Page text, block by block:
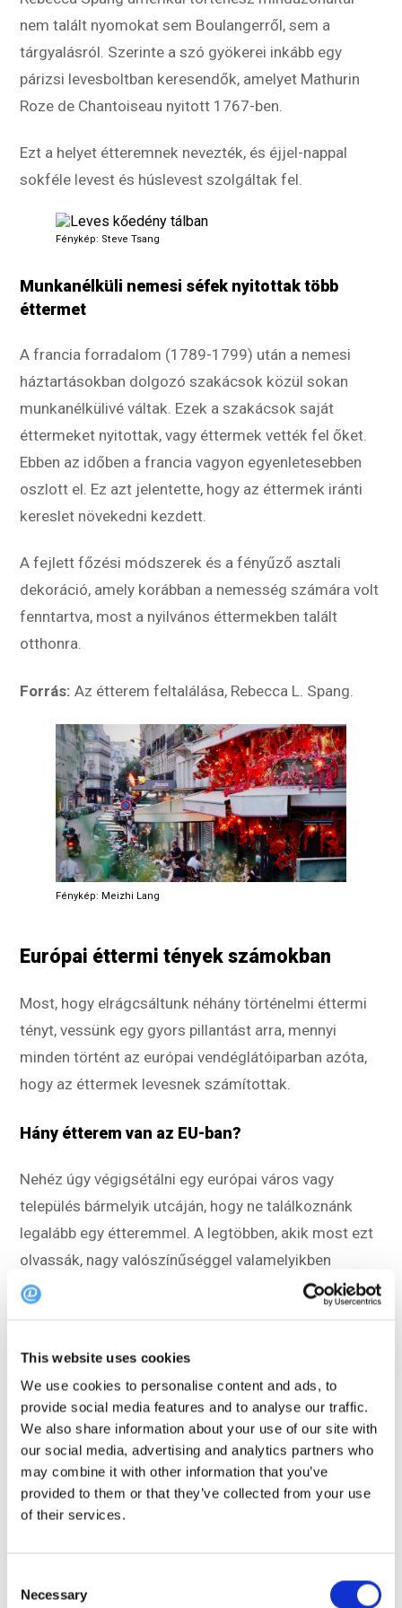
This website uses cookies
We use cookies to personalise content and ads, to
provide social media features and to analyse our traffic.
We also share information about your use of our site with
our social media, advertising and analytics partners who
may combine it with other information that you’ve
provided to them or that they’ve collected from your use
of their services.
Selection
Necessary
nem talált nyomokat sem Boulangerről, sem a
tárgyalásról. Szerinte a szó gyökerei inkább egy
párizsi levesboltban keresendők, amelyet Mathurin
Roze de Chantoiseau nyitott 1767-ben.
Ezt a helyet étteremnek nevezték, és éjjel-nappal
sokféle levest és húslevest szolgáltak fel.
Fénykép: Steve Tsang
Munkanélküli nemesi séfek nyitottak több
éttermet
A francia forradalom (1789-1799) után a nemesi
háztartásokban dolgozó szakácsok közül sokan
munkanélkülivé váltak. Ezek a szakácsok saját
éttermeket nyitottak, vagy éttermek vették fel őket.
Ebben az időben a francia vagyon egyenletesebben
oszlott el. Ez azt jelentette, hogy az éttermek iránti
kereslet növekedni kezdett.
A fejlett főzési módszerek és a fényűző asztali
dekoráció, amely korábban a nemesség számára volt
fenntartva, most a nyilvános éttermekben talált
otthonra.
Forrás:Az étterem feltalálása, Rebecca L. Spang.
Fénykép: Meizhi Lang
Európai éttermi tények számokban
Most, hogy elrágcsáltunk néhány történelmi éttermi
tényt, vessünk egy gyors pillantást arra, mennyi
minden történt az európai vendéglátóiparban azóta,
hogy az éttermek levesnek számítottak.
Hány étterem van az EU-ban?
Nehéz úgy végigsétálni egy európai város vagy
település bármelyik utcáján, hogy ne találkoznánk
legalább egy étteremmel. A legtöbben, akik most ezt
olvassák, nagy valószínűséggel valamelyikben
dolgoznak. De vajon hány étterem van?
és szállodákból.A vendéglátóipar az egyik
legnagyobb társadalmi-gazdasági ágazat Európában.
Vannak 1 millió étterem és200.000 szálloda
Európában. Ezek egy része úgynevezett
mikrovállalkozás, 10 vagy annál kevesebb
alkalmazottal.
vagy szállodában?